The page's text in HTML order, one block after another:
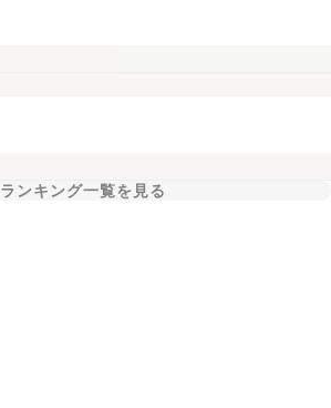
ランキング一覧を見る